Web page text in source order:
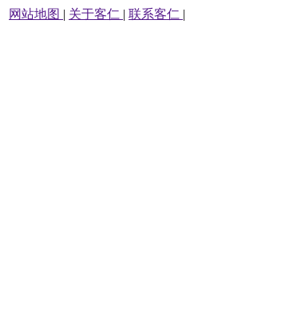
网站地图 | 关于客仁 | 联系客仁 |